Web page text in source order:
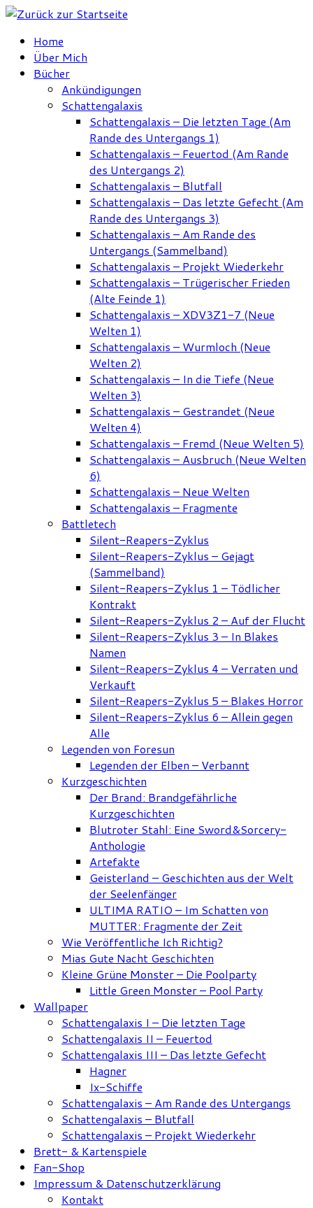
Zum
springenHome
Über Mich
Bücher
Ankündigungen
Schattengalaxis
Schattengalaxis – Die letzten Tage (Am
Rande des Untergangs 1)
Schattengalaxis – Feuertod (Am Rande
des Untergangs 2)
Schattengalaxis – Blutfall
Schattengalaxis – Das letzte Gefecht (Am
Rande des Untergangs 3)
Schattengalaxis – Am Rande des
Untergangs (Sammelband)
Schattengalaxis – Projekt Wiederkehr
Schattengalaxis – Trügerischer Frieden
(Alte Feinde 1)
Schattengalaxis – XDV3Z1-7 (Neue
Welten 1)
Schattengalaxis – Wurmloch (Neue
Welten 2)
Schattengalaxis – In die Tiefe (Neue
Welten 3)
Schattengalaxis – Gestrandet (Neue
Welten 4)
Schattengalaxis – Fremd (Neue Welten 5)
Schattengalaxis – Ausbruch (Neue Welten
6)
Schattengalaxis – Neue Welten
Schattengalaxis – Fragmente
Battletech
Silent-Reapers-Zyklus
Silent-Reapers-Zyklus – Gejagt
(Sammelband)
Silent-Reapers-Zyklus 1 – Tödlicher
Kontrakt
Silent-Reapers-Zyklus 2 – Auf der Flucht
Silent-Reapers-Zyklus 3 – In Blakes
Namen
Silent-Reapers-Zyklus 4 – Verraten und
Verkauft
Silent-Reapers-Zyklus 5 – Blakes Horror
Silent-Reapers-Zyklus 6 – Allein gegen
Alle
Legenden von Foresun
Legenden der Elben – Verbannt
Kurzgeschichten
Der Brand: Brandgefährliche
Kurzgeschichten
Blutroter Stahl: Eine Sword&Sorcery-
Anthologie
Artefakte
Geisterland – Geschichten aus der Welt
der Seelenfänger
ULTIMA RATIO – Im Schatten von
MUTTER: Fragmente der Zeit
Wie Veröffentliche Ich Richtig?
Mias Gute Nacht Geschichten
Kleine Grüne Monster – Die Poolparty
Little Green Monster – Pool Party
Wallpaper
Schattengalaxis I – Die letzten Tage
Schattengalaxis II – Feuertod
Schattengalaxis III – Das letzte Gefecht
Hagner
Ix-Schiffe
Schattengalaxis – Am Rande des Untergangs
Schattengalaxis – Blutfall
Schattengalaxis – Projekt Wiederkehr
Brett- & Kartenspiele
Fan-Shop
Impressum & Datenschutzerklärung
Kontakt